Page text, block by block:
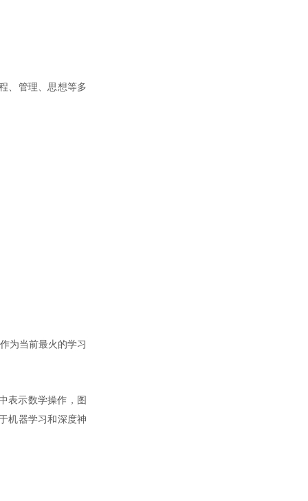
、管理、思想等多
为当前最火的学习
表示数学操作，图
机器学习和深度神